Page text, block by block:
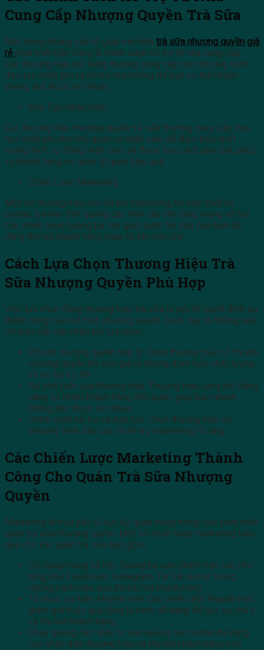
Cung Cấp Nhượng Quyền Trà Sữa
Một trong những yếu tố giúp mô hình trà sữa nhượng quyền giá
rẻ phát triển bền vững là chính sách hỗ trợ từ nhà cung cấp.
Các thương hiệu nổi tiếng thường cung cấp các chương trình
đào tạo miễn phí và hỗ trợ marketing để bạn có thể nhanh
chóng đạt được lợi nhuận.
Đào Tạo Nhân Viên
Các thương hiệu nhượng quyền trà sữa thường cung cấp đào
tạo miễn phí cho chủ quán và nhân viên để đảm bảo chất
lượng dịch vụ đồng nhất. Bạn sẽ được học cách pha chế, phục
vụ khách hàng và quản lý quán hiệu quả.
Chiến Lược Marketing
Một số thương hiệu còn hỗ trợ marketing, từ việc thiết kế
poster, banner đến quảng cáo trên các nền tảng mạng xã hội.
Các chiến lược quảng bá này giúp quán trà sữa của bạn dễ
dàng thu hút khách hàng ngay từ khi mở cửa.
Cách Lựa Chọn Thương Hiệu Trà
Sữa Nhượng Quyền Phù Hợp
Việc lựa chọn đúng thương hiệu trà sữa là yếu tố quyết định sự
thành công của mô hình nhượng quyền. Dưới đây là những tiêu
chí bạn cần cân nhắc khi lựa chọn:
Chi phí nhượng quyền hợp lý: Chọn thương hiệu có chi phí
nhượng quyền trà sữa giá rẻ nhưng đảm bảo chất lượng
và sự hỗ trợ tốt.
Độ phổ biến của thương hiệu: Thương hiệu càng nổi tiếng,
càng có nhiều khách hàng đến quán, giúp bạn nhanh
chóng đạt được lợi nhuận.
Chính sách hỗ trợ và đào tạo: Chọn thương hiệu có
chương trình đào tạo và hỗ trợ marketing rõ ràng.
Các Chiến Lược Marketing Thành
Công Cho Quán Trà Sữa Nhượng
Quyền
Marketing là một yếu tố cực kỳ quan trọng trong việc phát triển
quán trà sữa nhượng quyền. Một số chiến lược marketing hiệu
quả cho các quán trà sữa bao gồm:
Sử dụng mạng xã hội: Quảng bá sản phẩm trên các nền
tảng như Facebook, Instagram, TikTok là một trong
những cách hiệu quả để thu hút khách hàng.
Tổ chức sự kiện, khuyến mãi: Các chiến dịch khuyến mãi,
giảm giá hoặc quà tặng là cách dễ dàng để tạo sự chú ý
và thu hút khách hàng.
Chạy quảng cáo: Đầu tư vào quảng cáo online để nâng
cao nhận diện thương hiệu và thu hút khách hàng mới.